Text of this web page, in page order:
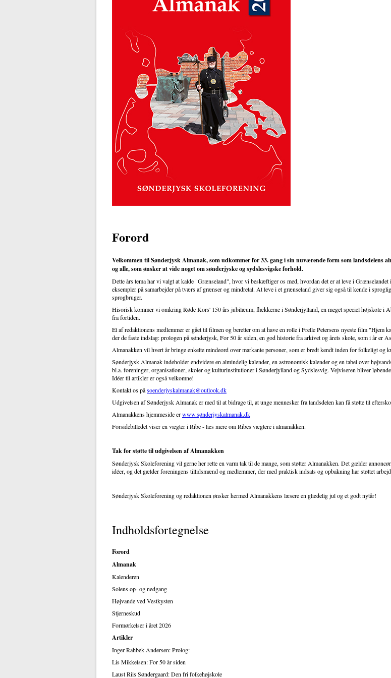
Forord
Velkommen til Sønderjysk Almanak, som udkommer for 33. gang i sin nuværende form som landsdelens
og alle, som ønsker at vide noget om sønderjyske og sydslesvigske forhold.
Dette års tema har vi valgt at kalde "Grænseland", hvor vi beskæftiger os med, hvordan det er at leve i
eksempler på samarbejder på tværs af grænser og mindretal. At leve i et grænseland giver sig også til kende i
sprogbruger.
Hisorisk kommer vi omkring Røde Kors' 150 års jubilæum, flækkerne i Sønderjylland, en meget speciel højskole i
fra fortiden.
Et af redaktionens medlemmer er gået til filmen og beretter om at have en rolle i Frelle Petersens nyeste film
der de faste indslag: prologen på sønderjysk, For 50 år siden, en god historie fra arkivet og årets skole, som i år er
Almanakken vil hvert år bringe enkelte mindeord over markante personer, som er bredt kendt inden for folkeligt og
Sønderjysk Almanak indeholder endvidere en almindelig kalender, en astronomisk kalender og en tabel over
bl.a. foreninger, organisationer, skoler og kulturinstitutioner i Sønderjylland og Sydslesvig. Vejviseren bliver
Idéer til artikler er også velkomne!
Kontakt os påsoenderjyskalmanak@outlook.dk
Udgivelsen af Sønderjysk Almanak er med til at bidrage til, at unge mennesker fra landsdelen kan få støtte til
Almanakkens hjemmeside erwww.sønderjyskalmanak.dk
Forsidebilledet viser en vægter i Ribe - læs mere om Ribes vægtere i almanakken.
Tak for støtte til udgivelsen af Almanakken
Sønderjysk Skoleforening vil gerne her rette en varm tak til de mange, som støtter Almanakken. Det gælder
idéer, og det gælder foreningens tillidsmænd og medlemmer, der med praktisk indsats og opbakning har støttet
Sønderjysk Skoleforening og redaktionen ønsker hermed Almanakkens læsere en glædelig jul og et godt nytår!
Indholdsfortegnelse
Forord
Almanak
Kalenderen
Solens op- og nedgang
Højvande ved Vestkysten
Stjerneskud
Formørkelser i året 2026
Artikler
Inger Rahbek Andersen: Prolog:
Lis Mikkelsen: For 50 år siden
Laust Riis Søndergaard: Den fri folkehøjskole